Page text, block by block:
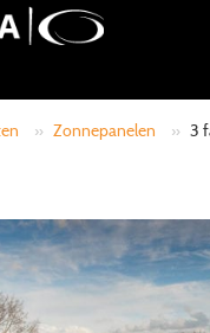
» Zonnepanelen » 3